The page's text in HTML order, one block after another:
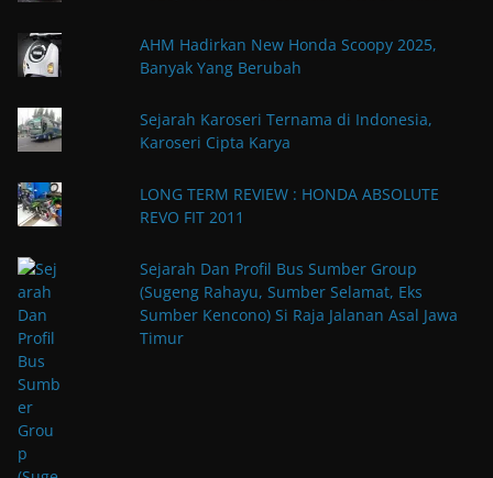
AHM Hadirkan New Honda Scoopy 2025,
Banyak Yang Berubah
Sejarah Karoseri Ternama di Indonesia,
Karoseri Cipta Karya
LONG TERM REVIEW : HONDA ABSOLUTE
REVO FIT 2011
Sejarah Dan Profil Bus Sumber Group
(Sugeng Rahayu, Sumber Selamat, Eks
Sumber Kencono) Si Raja Jalanan Asal Jawa
Timur